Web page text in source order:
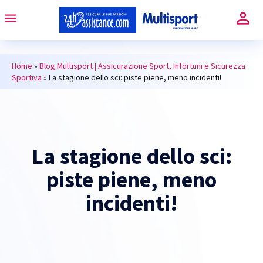
Home » Blog Multisport | Assicurazione Sport, Infortuni e Sicurezza
Sportiva » La stagione dello sci: piste piene, meno incidenti!
La stagione dello sci:
piste piene, meno
incidenti!